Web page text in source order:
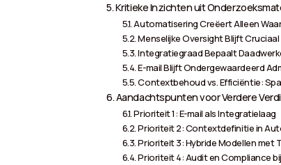
Kritieke Inzichten uit
Automatisering Creëert Alleen
Menselijke Oversight Blijft Cruciaal
Integratiegraad Bepaalt
E-mail Blijft Ondergewaardeerd
Contextbehoud vs. Efficiëntie:
Aandachtspunten voor Verdere
Prioriteit 1: E-mail als Integratielaag
Prioriteit 2: Contextdefinitie in
Prioriteit 3: Hybride Modellen met
Prioriteit 4: Audit en Compliance